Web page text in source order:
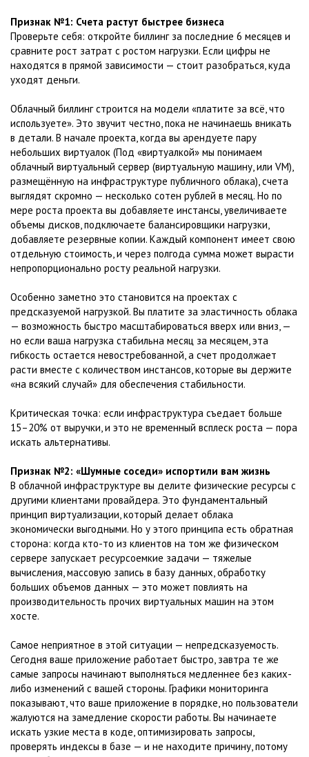
Признак №1: Счета растут быстрее бизнеса
Проверьте себя: откройте биллинг за последние 6 месяцев и
сравните рост затрат с ростом нагрузки. Если цифры не
находятся в прямой зависимости — стоит разобраться, куда
уходят деньги.
Облачный биллинг строится на модели «платите за всё, что
используете». Это звучит честно, пока не начинаешь вникать
в детали. В начале проекта, когда вы арендуете пару
небольших виртуалок (Под «виртуалкой» мы понимаем
облачный виртуальный сервер (виртуальную машину, или VM),
размещённую на инфраструктуре публичного облака), счета
выглядят скромно — несколько сотен рублей в месяц. Но по
мере роста проекта вы добавляете инстансы, увеличиваете
объемы дисков, подключаете балансировщики нагрузки,
добавляете резервные копии. Каждый компонент имеет свою
отдельную стоимость, и через полгода сумма может вырасти
непропорционально росту реальной нагрузки.
Особенно заметно это становится на проектах с
предсказуемой нагрузкой. Вы платите за эластичность облака
— возможность быстро масштабироваться вверх или вниз, —
но если ваша нагрузка стабильна месяц за месяцем, эта
гибкость остается невостребованной, а счет продолжает
расти вместе с количеством инстансов, которые вы держите
«на всякий случай» для обеспечения стабильности.
Критическая точка: если инфраструктура съедает больше
15–20% от выручки, и это не временный всплеск роста — пора
искать альтернативы.
Признак №2: «Шумные соседи» испортили вам жизнь
В облачной инфраструктуре вы делите физические ресурсы с
другими клиентами провайдера. Это фундаментальный
принцип виртуализации, который делает облака
экономически выгодными. Но у этого принципа есть обратная
сторона: когда кто-то из клиентов на том же физическом
сервере запускает ресурсоемкие задачи — тяжелые
вычисления, массовую запись в базу данных, обработку
больших объемов данных — это может повлиять на
производительность прочих виртуальных машин на этом
хосте.
Самое неприятное в этой ситуации — непредсказуемость.
Сегодня ваше приложение работает быстро, завтра те же
самые запросы начинают выполняться медленнее без каких-
либо изменений с вашей стороны. Графики мониторинга
показывают, что ваше приложение в порядке, но пользователи
жалуются на замедление скорости работы. Вы начинаете
искать узкие места в коде, оптимизировать запросы,
проверять индексы в базе — и не находите причину, потому